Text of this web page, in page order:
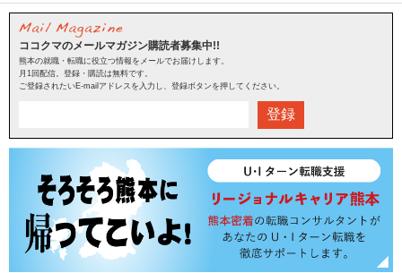
ココクマのメールマガジン購読者募集中!!
熊本の就職・転職に役立つ情報をメールでお届けします。
月1回配信。登録・購読は無料です。
ご登録されたいE-mailアドレスを入力し、登録ボタンを押してください。
登録